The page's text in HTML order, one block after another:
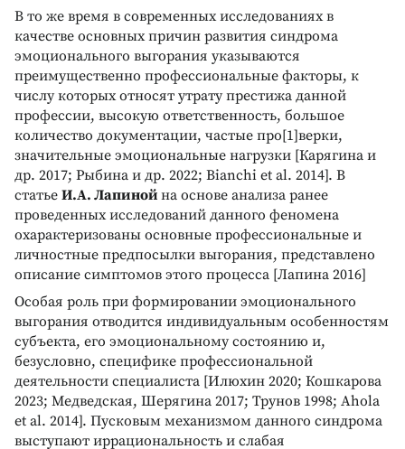
В то же время в современных исследованиях в
качестве основных причин развития синдрома
эмоционального выгорания указываются
преимущественно профессиональные факторы, к
числу которых относят утрату престижа данной
профессии, высокую ответственность, большое
количество документации, частые про[1]верки,
значительные эмоциональные нагрузки [Карягина и
др. 2017; Рыбина и др. 2022; Bianchi et al. 2014]. В
статье И.А. Лапиной на основе анализа ранее
проведенных исследований данного феномена
охарактеризованы основные профессиональные и
личностные предпосылки выгорания, представлено
описание симптомов этого процесса [Лапина 2016]
Особая роль при формировании эмоционального
выгорания отводится индивидуальным особенностям
субъекта, его эмоциональному состоянию и,
безусловно, специфике профессиональной
деятельности специалиста [Илюхин 2020; Кошкарова
2023; Медведская, Шерягина 2017; Трунов 1998; Ahola
et al. 2014]. Пусковым механизмом данного синдрома
выступают иррациональность и слабая